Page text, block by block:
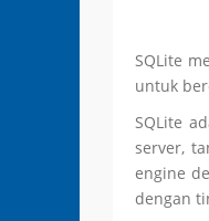
SQLite
untuk
SQLite
server,
engine
dengan